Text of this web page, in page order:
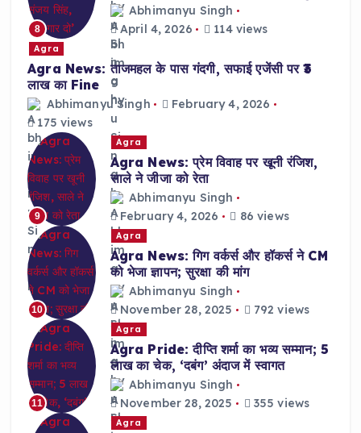
8
Abhimanyu Singh
April 4, 2026
114 views
Agra
Agra News: ताजमहल के पास गंदगी, सफाई एजेंसी पर ₹3
लाख का Fine
Abhimanyu Singh
February 4, 2026
175 views
9
Agra
Agra News: प्रेम विवाह पर खूनी रंजिश,
साले ने जीजा को रेता
Abhimanyu Singh
February 4, 2026
86 views
10
Agra
Agra News: गिग वर्कर्स और हॉकर्स ने CM
को भेजा ज्ञापन; सुरक्षा की मांग
Abhimanyu Singh
November 28, 2025
792 views
11
Agra
Agra Pride: दीप्ति शर्मा का भव्य सम्मान; 5
लाख का चेक, ‘दबंग’ अंदाज में स्वागत
Abhimanyu Singh
November 28, 2025
355 views
Agra